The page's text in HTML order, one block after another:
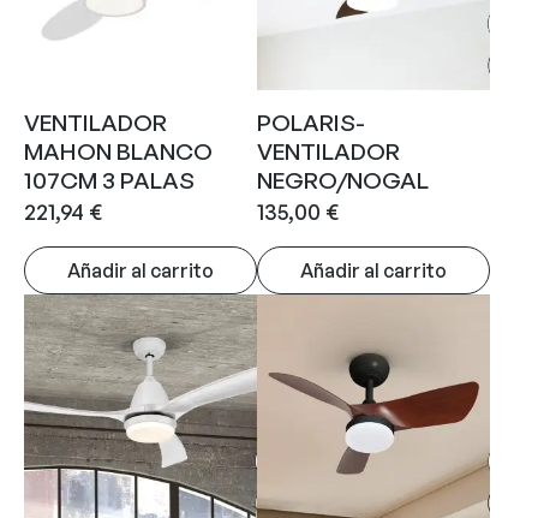
VENTILADOR
MAHON BLANCO
107CM 3 PALAS
221,94 €
Añadir al carrito
POLARIS-
VENTILADOR
NEGRO/NOGAL
135,00 €
Añadir al carrito